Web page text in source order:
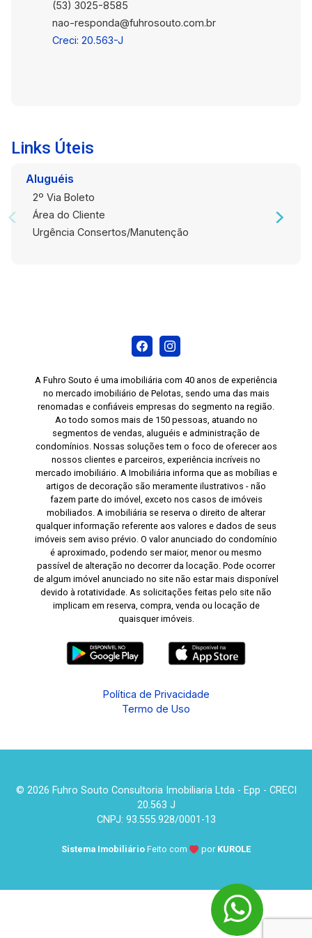
procura. Agende uma visita hoje mesmo e
descubra todos os detalhes desta incrível
propriedade! Para mais informações e detalhes
(53) 3025-8585
nao-responda@fuhrosouto.com.br
Creci: 20.563-J
Links Úteis
Aluguéis
2º Via Boleto
Área do Cliente
Urgência Consertos/Manutenção
A Fuhro Souto é uma imobiliária com 40 anos de experiência
no mercado imobiliário de Pelotas, sendo uma das mais
renomadas e confiáveis empresas do segmento na região.
Ao todo somos mais de 150 pessoas, atuando no
segmentos de vendas, aluguéis e administração de
condomínios. Nossas soluções tem o foco de oferecer aos
nossos clientes e parceiros, experiência incríveis no
mercado imobiliário. A Imobiliária informa que as mobílias e
artigos de decoração são meramente ilustrativos - não
fazem parte do imóvel, exceto nos casos de imóveis
mobiliados. A imobiliária se reserva o direito de alterar
qualquer informação referente aos valores e dados de seus
imóveis sem aviso prévio. O valor anunciado do condomínio
é aproximado, podendo ser maior, menor ou mesmo
passível de alteração no decorrer da locação. Pode ocorrer
de algum imóvel anunciado no site não estar mais disponível
devido à rotatividade. As solicitações feitas pelo site não
implicam em reserva, compra, venda ou locação de
quaisquer imóveis.
Política de Privacidade
Termo de Uso
© 2026 Fuhro Souto Consultoria Imobiliaria Ltda - Epp - CRECI
20.563 J
CNPJ: 93.555.928/0001-13
Sistema Imobiliário Feito com por KUROLE